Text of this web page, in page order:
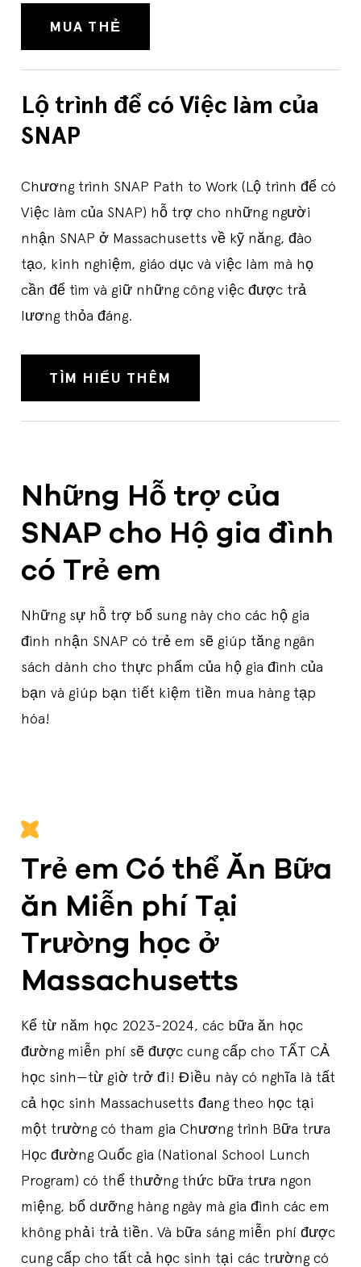
MUA THẺ
Lộ trình để có Việc làm của
SNAP
Chương trình SNAP Path to Work (Lộ trình để có
Việc làm của SNAP) hỗ trợ cho những người
nhận SNAP ở Massachusetts về kỹ năng, đào
tạo, kinh nghiệm, giáo dục và việc làm mà họ
cần để tìm và giữ những công việc được trả
lương thỏa đáng.
TÌM HIỂU THÊM
Những Hỗ trợ của
SNAP cho Hộ gia đình
có Trẻ em
Những sự hỗ trợ bổ sung này cho các hộ gia
đình nhận SNAP có trẻ em sẽ giúp tăng ngân
sách dành cho thực phẩm của hộ gia đình của
bạn và giúp bạn tiết kiệm tiền mua hàng tạp
hóa!
Trẻ em Có thể Ăn Bữa
ăn Miễn phí Tại
Trường học ở
Massachusetts
Kể từ năm học 2023-2024, các bữa ăn học
đường miễn phí sẽ được cung cấp cho TẤT CẢ
học sinh—từ giờ trở đi! Điều này có nghĩa là tất
cả học sinh Massachusetts đang theo học tại
một trường có tham gia Chương trình Bữa trưa
Học đường Quốc gia (National School Lunch
Program) có thể thưởng thức bữa trưa ngon
miệng, bổ dưỡng hàng ngày mà gia đình các em
không phải trả tiền. Và bữa sáng miễn phí được
cung cấp cho tất cả học sinh tại các trường có